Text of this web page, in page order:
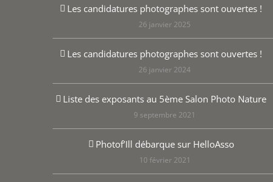
Les candidatures photographes sont ouvertes !
26 janvier 2025
Les candidatures photographes sont ouvertes !
26 janvier 2024
Liste des exposants au 5ème Salon Photo Nature
9 septembre 2021
Photof’Ill débarque sur HelloAsso
10 février 2021